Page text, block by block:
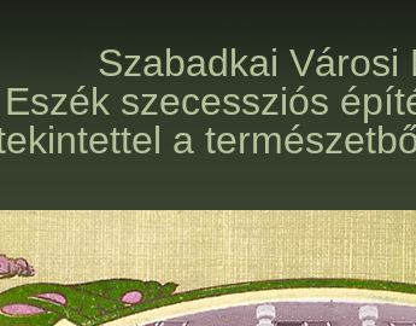
Szabadkai Városi
Eszék szecessziós
a